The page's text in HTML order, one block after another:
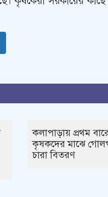
কলাপাড়ায় প্রথম
কৃষকদের মাঝে
চারা বিতরণ